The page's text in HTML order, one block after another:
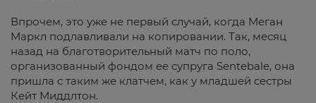
Впрочем, это уже не первый случай, когда Меган
Маркл подлавливали на копировании. Так, месяц
назад на благотворительный матч по поло,
организованный фондом ее супруга Sentebale, она
пришла с таким же клатчем, как у младшей сестры
Кейт Миддлтон.